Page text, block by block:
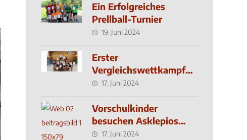
Ein Erfolgreiches
Prellball-Turnier
19. Juni 2024
Erster
Vergleichswettkampf
seit 2019
17. Juni 2024
Vorschulkinder
besuchen Asklepios
Klinik
17. Juni 2024